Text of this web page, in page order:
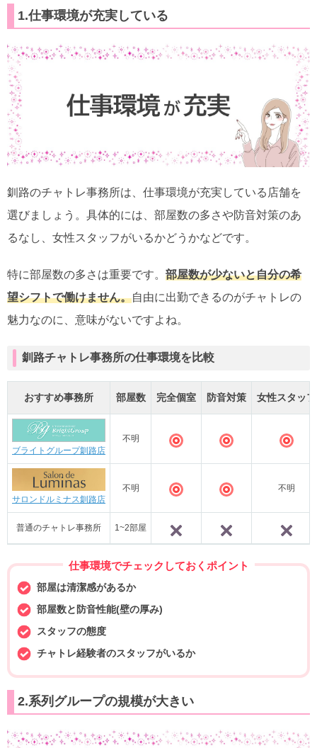
1.仕事環境が充実している
釧路のチャトレ事務所は、仕事環境が充実している店舗を
選びましょう。具体的には、部屋数の多さや防音対策のあ
るなし、女性スタッフがいるかどうかなどです。
特に部屋数の多さは重要です。 部屋数が少ないと自分の希
望シフトで働けません。自由に出勤できるのがチャトレの
魅力なのに、意味がないですよね。
釧路チャトレ事務所の仕事環境を比較
おすすめ事務所 部屋数 完全個室 防音対策 女性スタッフ
ブライトグループ釧路店
不明
サロンドルミナス釧路店
不明 不明
普通のチャトレ事務所 1~2部屋
仕事環境でチェックしておくポイント
部屋は清潔感があるか
部屋数と防音性能(壁の厚み)
スタッフの態度
チャトレ経験者のスタッフがいるか
2.系列グループの規模が大きい